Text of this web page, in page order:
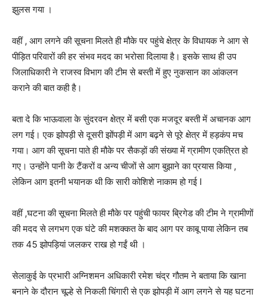
झुलस गया ।
वहीं , आग लगने की सूचना मिलते ही मौके पर पहुंचे क्षेत्र के विधायक ने आग से
पीड़ित परिवारों की हर संभव मदद का भरोसा दिलाया है। इसके साथ ही उप
जिलाधिकारी ने राजस्व विभाग की टीम से बस्ती में हुए नुकसान का आंकलन
कराने की बात कही है।
बता दे कि भाऊवाला के सुंदरवन क्षेत्र में बसी एक मजदूर बस्ती में अचानक आग
लग गई। एक झोपड़ी से दूसरी झोंपड़ी में आग बढ़ने से पूरे क्षेत्र में हड़कंप मच
गया। आग की सूचना पाते ही मौके पर सैकड़ों की संख्या में ग्रामीण एकत्रित हो
गए। उन्होंने पानी के टैंकरों व अन्य चीजों से आग बुझाने का प्रयास किया ,
लेकिन आग इतनी भयानक थी कि सारी कोशिशे नाकाम हो गई I
वहीं ,घटना की सूचना मिलते ही मौके पर पहुंची फायर ब्रिगेड की टीम ने ग्रामीणों
की मदद से लगभग एक घंटे की मशक्कत के बाद आग पर काबू पाया लेकिन तब
तक 45 झोपड़ियां जलकर राख हो गईं थी ।
सेलाकुई के प्रभारी अग्निशमन अधिकारी रमेश चंद्र गौतम ने बताया कि खाना
बनाने के दौरान चूल्हे से निकली चिंगारी से एक झोपड़ी में आग लगने से यह घटना